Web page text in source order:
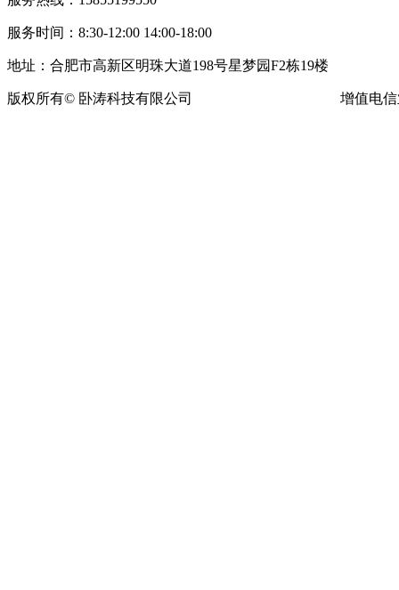
服务时间：8:30-12:00 14:00-18:00
地址：合肥市高新区明珠大道198号星梦园F2栋19楼
版权所有© 卧涛科技有限公司 增值电